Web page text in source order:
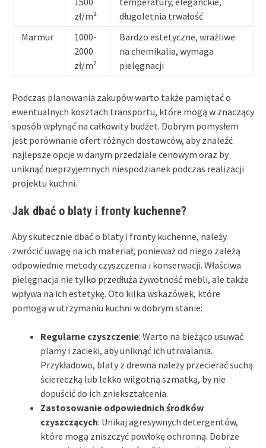
zł/m²
długoletnia trwałość
Marmur
1000-
2000
zł/m²
Bardzo estetyczne, wrażliwe
na chemikalia, wymaga
pielęgnacji
Podczas planowania zakupów warto także pamiętać o
ewentualnych kosztach transportu, które mogą w znaczący
sposób wpłynąć na całkowity budżet. Dobrym pomysłem
jest porównanie ofert różnych dostawców, aby znaleźć
najlepsze opcje w danym przedziale cenowym oraz by
uniknąć nieprzyjemnych niespodzianek podczas realizacji
projektu kuchni.
Jak dbać o blaty i fronty kuchenne?
Aby skutecznie dbać o blaty i fronty kuchenne, należy
zwrócić uwagę na ich materiał, ponieważ od niego zależą
odpowiednie metody czyszczenia i konserwacji. Właściwa
pielęgnacja nie tylko przedłuża żywotność mebli, ale także
wpływa na ich estetykę. Oto kilka wskazówek, które
pomogą w utrzymaniu kuchni w dobrym stanie:
Regularne czyszczenie: Warto na bieżąco usuwać
plamy i zacieki, aby uniknąć ich utrwalania.
Przykładowo, blaty z drewna należy przecierać suchą
ściereczką lub lekko wilgotną szmatką, by nie
dopuścić do ich zniekształcenia.
Zastosowanie odpowiednich środków
czyszczących: Unikaj agresywnych detergentów,
które mogą zniszczyć powłokę ochronną. Dobrze